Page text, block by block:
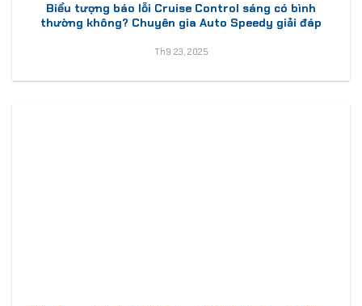
Biểu tượng báo lỗi Cruise Control sáng có bình
thường không? Chuyên gia Auto Speedy giải đáp
Th9 23, 2025